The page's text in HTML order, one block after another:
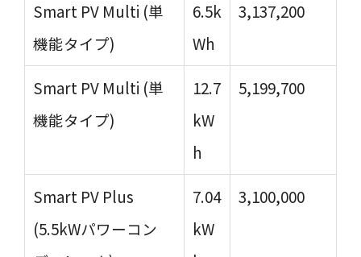
Smart PV Multi (単
機能タイプ)
6.5k
Wh
3,137,200
Smart PV Multi (単
機能タイプ)
12.7
kW
h
5,199,700
Smart PV Plus
(5.5kWパワーコン
7.04
kW
3,100,000